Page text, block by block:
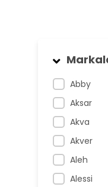
Abby
Aksar
Akva
Akver
Aleh
Alessi